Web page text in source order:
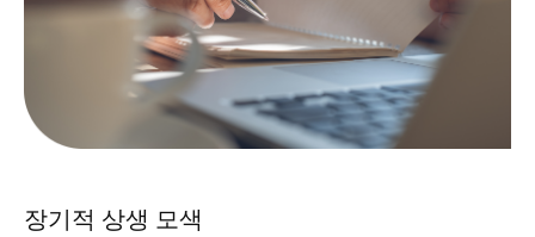
장기적 상생 모색